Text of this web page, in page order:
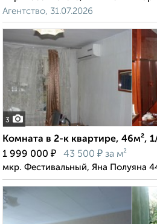
Агентство, 31.07.2026
3
Комната в 2-к квартире, 46м²,
1 999 000 ₽ 43 500 ₽ за м²
мкр. Фестивальный, Яна Полуяна